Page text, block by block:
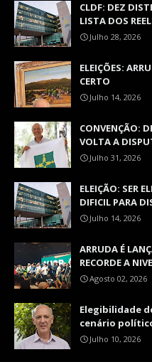
CLDF: DEZ
LISTA DOS
Julho 28, 2026
ELEIÇÕES:
CERTO
Julho 14, 2026
CONVENÇÃO:
VOLTA A
Julho 31, 2026
ELEIÇÃO: SER
DIFICIL PARA
Julho 14, 2026
ARRUDA É
RECORDE A
Agosto 02, 2026
Elegibilidade
cenário
Julho 10, 2026